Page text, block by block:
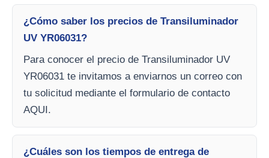
¿Cómo saber los precios de Transiluminador
UV YR06031?
Para conocer el precio de Transiluminador UV
YR06031 te invitamos a enviarnos un correo con
tu solicitud mediante el formulario de contacto
AQUI.
¿Cuáles son los tiempos de entrega de